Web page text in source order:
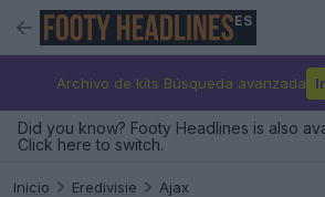
ES
Archivo de kits Búsqueda avanzada
Did you know? Footy Headlines is also
Click here to switch.
Inicio Eredivisie Ajax